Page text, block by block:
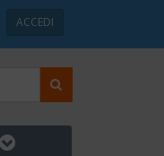
ACCEDI